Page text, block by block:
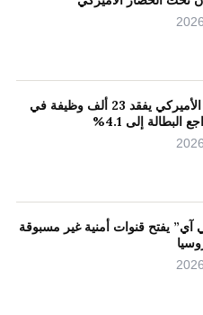
سوق العمل الأميركي يفقد 23 ألف وظيفة في
البطالة إلى 4.1%
آي” يفتح قنوات أمنية غير مسبوقة